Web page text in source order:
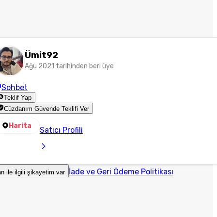
Ümit92
Ağu 2021 tarihinden beri üye
Sohbet
Teklif Yap
Cüzdanım Güvende Teklifi Ver
Harita Satıcı Profili
ile ilgili şikayetim var İade ve Geri Ödeme Politikası